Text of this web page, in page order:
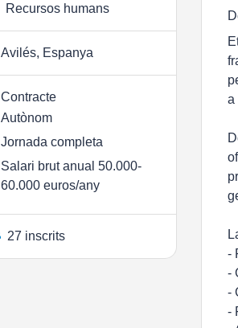
Recursos humans
Avilés, Espanya
Contracte
Autònom
Jornada completa
Salari brut anual 50.000-
60.000 euros/any
27 inscrits
a
-
-
-
-